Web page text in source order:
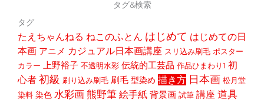
タグ&検索
タグ
たえちゃんねる ねこのふとん はじめて はじめての日
本画 アニメ カジュアル日本画講座 スリ込み刷毛 ポスター
カラー 上野裕子 不透明水彩 伝統的工芸品 作品ひまわり1 初
心者 初級 刷り込み刷毛 刷毛 型染め 描き方 日本画 松月堂
染料 染色 水彩画 熊野筆 絵手紙 背景画 試筆 講座 道具